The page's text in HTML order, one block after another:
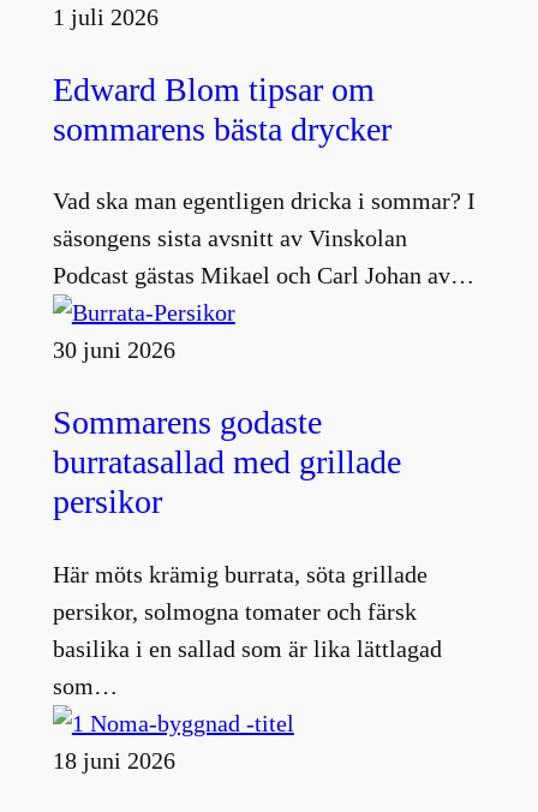
1 juli 2026
Edward Blom tipsar om
sommarens bästa drycker
Vad ska man egentligen dricka i sommar? I
säsongens sista avsnitt av Vinskolan
Podcast gästas Mikael och Carl Johan av…
30 juni 2026
Sommarens godaste
burratasallad med grillade
persikor
Här möts krämig burrata, söta grillade
persikor, solmogna tomater och färsk
basilika i en sallad som är lika lättlagad
som…
18 juni 2026